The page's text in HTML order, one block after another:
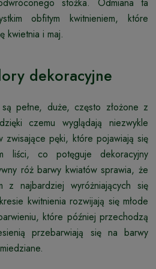
obfitym kwitnieniem, które
kwietnia i maj.
dekoracyjne
są pełne, duże, często złożone z
czemu wyglądają niezwykle
zwisające pęki, które pojawiają się
liści, co potęguje dekoracyjny
róż barwy kwiatów sprawia, że
z najbardziej wyróżniających się
kwitnienia rozwijają się młode
które później przechodzą
przebarwiają się na barwy